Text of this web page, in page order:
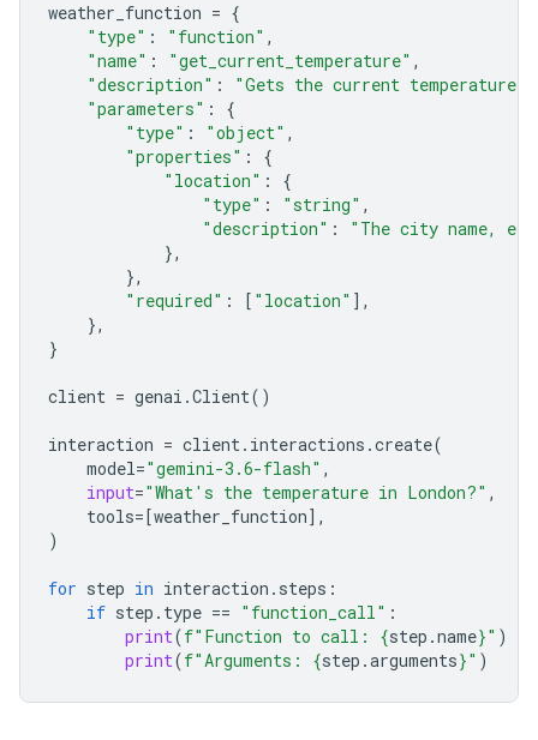
weather_function = {
"type" : "function" ,
"name" : "get_current_temperature" ,
"description" :
"Gets the current
"parameters" :
{
"type" : "object" ,
"properties" :
{
"location" :
{
"type" : "string" ,
"description" :
"The city name,
},
},
"required" : [ "location" ],
},
}
client = genai .Client()
interaction = client. interactions .create(
model="gemini-3.6-flash" ,
input="What's the temperature in London?" ,
tools=[weather_function],
)
for step in interaction . steps :
if step . type == "function_call" :
print(f"Function to call: {step .name}" )
print(f"Arguments: {step .arguments}" )